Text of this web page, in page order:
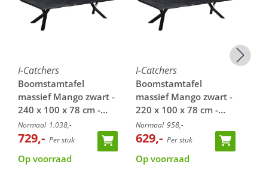
I-Catchers
Boomstamtafel
massief Mango zwart -
240 x 100 x 78 cm -
Bladdikte 4,0 cm - Y-
poten
Normaal 1.038,-
729,- Per stuk
Op voorraad
I-Catchers
Boomstamtafel
massief Mango zwart -
220 x 100 x 78 cm -
Bladdikte 4,0 cm - Y-
poten
Normaal 958,-
629,- Per stuk
Op voorraad